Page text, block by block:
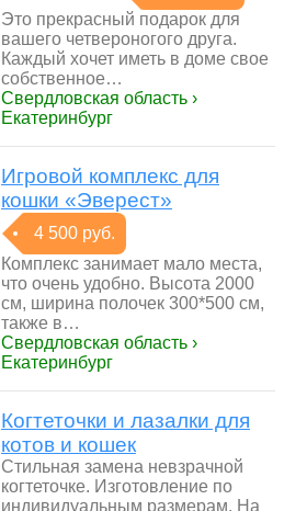
Это прекрасный подарок для
вашего четвероногого друга.
Каждый хочет иметь в доме свое
собственное…
Свердловская область ›
Екатеринбург
Игровой комплекс для
кошки «Эверест»
4 500 руб.
Комплекс занимает мало места,
что очень удобно. Высота 2000
см, ширина полочек 300*500 см,
также в…
Свердловская область ›
Екатеринбург
Когтеточки и лазалки для
котов и кошек
Стильная замена невзрачной
когтеточке. Изготовление по
индивидуальным размерам. На